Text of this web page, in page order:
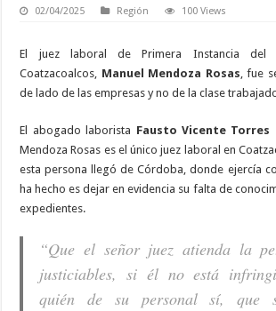
02/04/2025 Región 100 Views
El juez laboral de Primera Instancia del
Coatzacoalcos, Manuel Mendoza Rosas , fue
de lado de las empresas y no de la clase
El abogado laborista Fausto Vicente Torres
Mendoza Rosas es el único juez laboral en
esta persona llegó de Córdoba, donde ejercía
ha hecho es dejar en evidencia su falta de
expedientes.
“Que el señor juez atienda la
justiciables, si él no está
quién de su personal sí, que